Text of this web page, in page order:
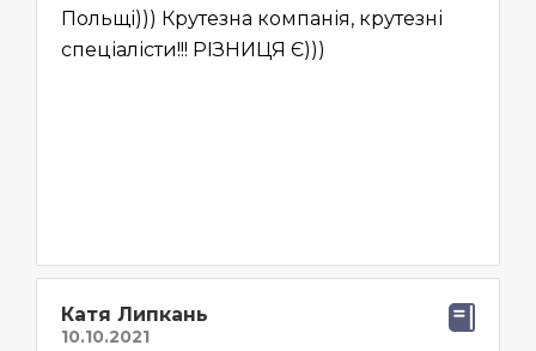
Польщі))) Крутезна компанія, крутезні
спеціалісти!!! РІЗНИЦЯ Є)))
Катя Липкань